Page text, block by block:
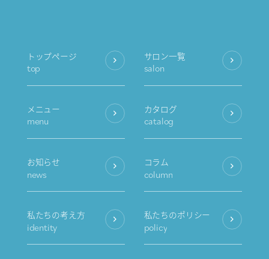
トップページ
top
サロン一覧
salon
メニュー
menu
カタログ
catalog
お知らせ
news
コラム
column
私たちの考え方
identity
私たちのポリシー
policy